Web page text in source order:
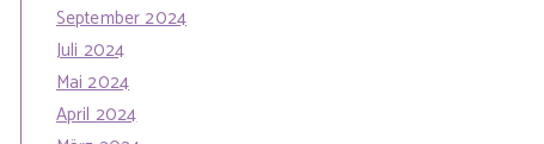
September 2024
Juli 2024
Mai 2024
April 2024